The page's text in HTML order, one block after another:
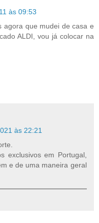
às 09:53
agora que mudei de casa e
ALDI, vou já colocar na
às 22:21
exclusivos em Portugal,
e de uma maneira geral